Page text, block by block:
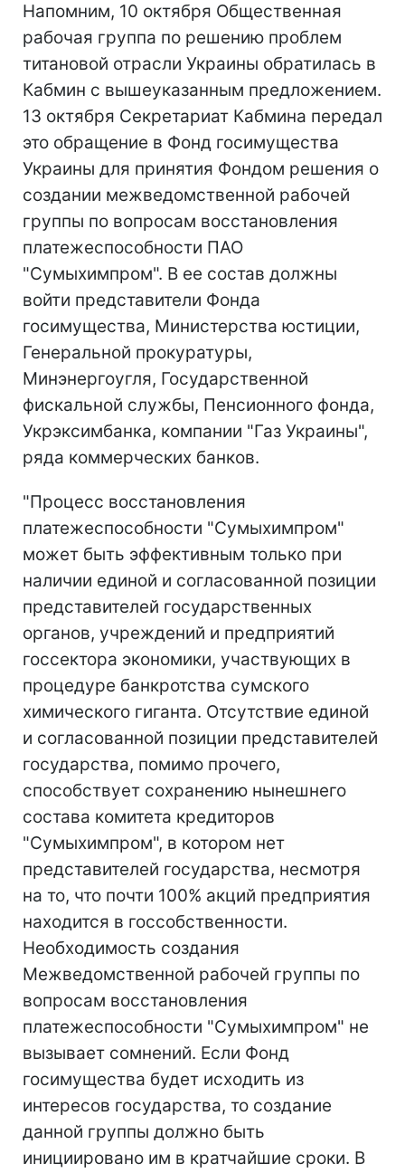
Напомним, 10 октября Общественная
рабочая группа по решению проблем
титановой отрасли Украины обратилась в
Кабмин с вышеуказанным предложением.
13 октября Секретариат Кабмина передал
это обращение в Фонд госимущества
Украины для принятия Фондом решения о
создании межведомственной рабочей
группы по вопросам восстановления
платежеспособности ПАО
"Сумыхимпром". В ее состав должны
войти представители Фонда
госимущества, Министерства юстиции,
Генеральной прокуратуры,
Минэнергоугля, Государственной
фискальной службы, Пенсионного фонда,
Укрэксимбанка, компании "Газ Украины",
ряда коммерческих банков.
"Процесс восстановления
платежеспособности "Сумыхимпром"
может быть эффективным только при
наличии единой и согласованной позиции
представителей государственных
органов, учреждений и предприятий
госсектора экономики, участвующих в
процедуре банкротства сумского
химического гиганта. Отсутствие единой
и согласованной позиции представителей
государства, помимо прочего,
способствует сохранению нынешнего
состава комитета кредиторов
"Сумыхимпром", в котором нет
представителей государства, несмотря
на то, что почти 100% акций предприятия
находится в госсобственности.
Необходимость создания
Межведомственной рабочей группы по
вопросам восстановления
платежеспособности "Сумыхимпром" не
вызывает сомнений. Если Фонд
госимущества будет исходить из
интересов государства, то создание
данной группы должно быть
инициировано им в кратчайшие сроки. В